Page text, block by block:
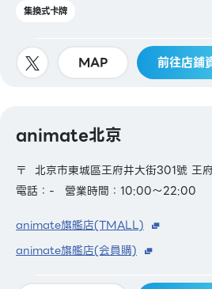
集換式卡牌
MAP 前往店鋪
animate北京
〒 北京市東城區王府井大街301號 王
電話：-
營業時間：10:00～22:00
animate旗艦店(TMALL)
animate旗艦店(会員購)